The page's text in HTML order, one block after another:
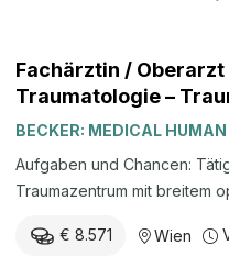
Fachärztin /
Traumatologie –
Spezialisierung (m/
BECKER: MEDICAL
Aufgaben und Chancen: Tätigkeit in einem leistungsstarken
Traumazentrum mit breitem
Interdisziplinäre
€ 8.571 Wien